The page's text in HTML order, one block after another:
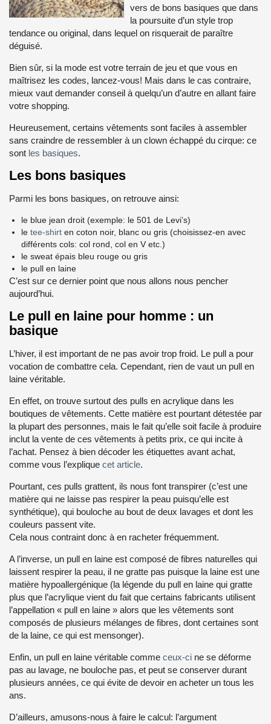
vers de bons basiques que dans
la poursuite d’un style trop
tendance ou original, dans lequel on risquerait de paraître
déguisé.
Bien sûr, si la mode est votre terrain de jeu et que vous en
maîtrisez les codes, lancez-vous! Mais dans le cas contraire,
mieux vaut demander conseil à quelqu’un d’autre en allant faire
votre shopping.
Heureusement, certains vêtements sont faciles à assembler
sans craindre de ressembler à un clown échappé du cirque: ce
sont les basiques.
Les bons basiques
Parmi les bons basiques, on retrouve ainsi:
le blue jean droit (exemple: le 501 de Levi’s)
le tee-shirt en coton noir, blanc ou gris (choisissez-en avec
différents cols: col rond, col en V etc.)
le sweat épais bleu rouge ou gris
le pull en laine
C’est sur ce dernier point que nous allons nous pencher
aujourd’hui.
Le pull en laine pour homme : un
basique
L’hiver, il est important de ne pas avoir trop froid. Le pull a pour
vocation de combattre cela. Cependant, rien de vaut un pull en
laine véritable.
En effet, on trouve surtout des pulls en acrylique dans les
boutiques de vêtements. Cette matière est pourtant détestée par
la plupart des personnes, mais le fait qu’elle soit facile à produire
inclut la vente de ces vêtements à petits prix, ce qui incite à
l’achat. Pensez à bien décoder les étiquettes avant achat,
comme vous l’explique cet article.
Pourtant, ces pulls grattent, ils nous font transpirer (c’est une
matière qui ne laisse pas respirer la peau puisqu’elle est
synthétique), qui bouloche au bout de deux lavages et dont les
couleurs passent vite.
Cela nous contraint donc à en racheter fréquemment.
A l’inverse, un pull en laine est composé de fibres naturelles qui
laissent respirer la peau, il ne gratte pas puisque la laine est une
matière hypoallergénique (la légende du pull en laine qui gratte
plus que l’acrylique vient du fait que certains fabricants utilisent
l’appellation « pull en laine » alors que les vêtements sont
composés de plusieurs mélanges de fibres, dont certaines sont
de la laine, ce qui est mensonger).
Enfin, un pull en laine véritable comme ceux-ci ne se déforme
pas au lavage, ne bouloche pas, et peut se conserver durant
plusieurs années, ce qui évite de devoir en acheter un tous les
ans.
D’ailleurs, amusons-nous à faire le calcul: l’argument